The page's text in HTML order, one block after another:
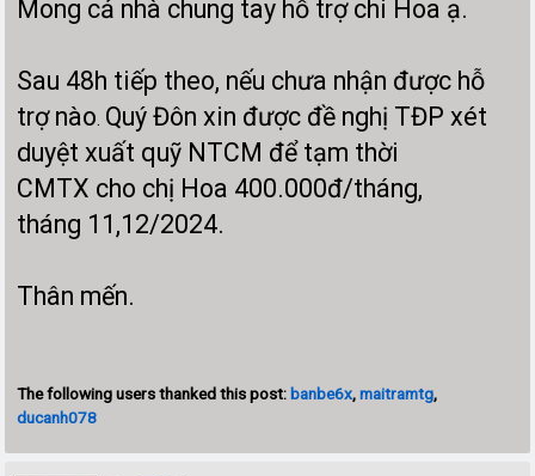
Mong cả nhà chung tay hỗ trợ chi Hoa ạ.
Sau 48h tiếp theo, nếu chưa nhận được hỗ
trợ nào. Quý Đôn xin được đề nghị TĐP xét
duyệt xuất quỹ NTCM để tạm thời
CMTX cho chị Hoa 400.000đ/tháng,
tháng 11,12/2024.
Thân mến.
The following users thanked this post: banbe6x,maitramtg,
ducanh078